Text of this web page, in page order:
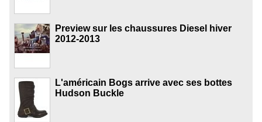
Preview sur les chaussures Diesel hiver
2012-2013
L'américain Bogs arrive avec ses bottes
Hudson Buckle